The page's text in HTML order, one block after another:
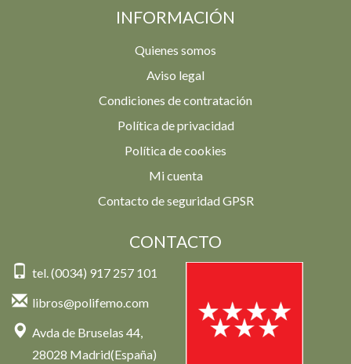
INFORMACIÓN
Quienes somos
Aviso legal
Condiciones de contratación
Política de privacidad
Política de cookies
Mi cuenta
Contacto de seguridad GPSR
CONTACTO
tel. (0034) 917 257 101
libros@polifemo.com
Avda de Bruselas 44,
28028 Madrid(España)